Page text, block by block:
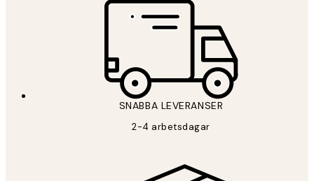
SNABBA LEVERANSER
2-4 arbetsdagar